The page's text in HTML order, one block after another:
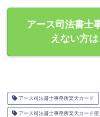
アース司法書士
えない方
アース司法書士事務所楽天カード
アース司法書士事務所楽天カード使